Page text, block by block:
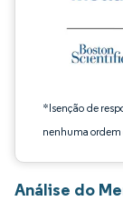
*Isenção de
nenhuma ordem
Análise do